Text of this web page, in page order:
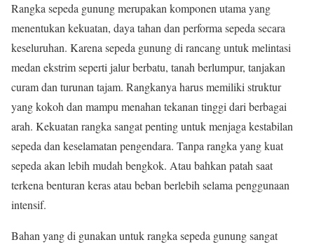
Rangka sepeda gunung merupakan komponen utama yang
menentukan kekuatan, daya tahan dan performa sepeda secara
keseluruhan. Karena sepeda gunung di rancang untuk melintasi
medan ekstrim seperti jalur berbatu, tanah berlumpur, tanjakan
curam dan turunan tajam. Rangkanya harus memiliki struktur
yang kokoh dan mampu menahan tekanan tinggi dari berbagai
arah. Kekuatan rangka sangat penting untuk menjaga kestabilan
sepeda dan keselamatan pengendara. Tanpa rangka yang kuat
sepeda akan lebih mudah bengkok. Atau bahkan patah saat
terkena benturan keras atau beban berlebih selama penggunaan
intensif.
Bahan yang di gunakan untuk rangka sepeda gunung sangat